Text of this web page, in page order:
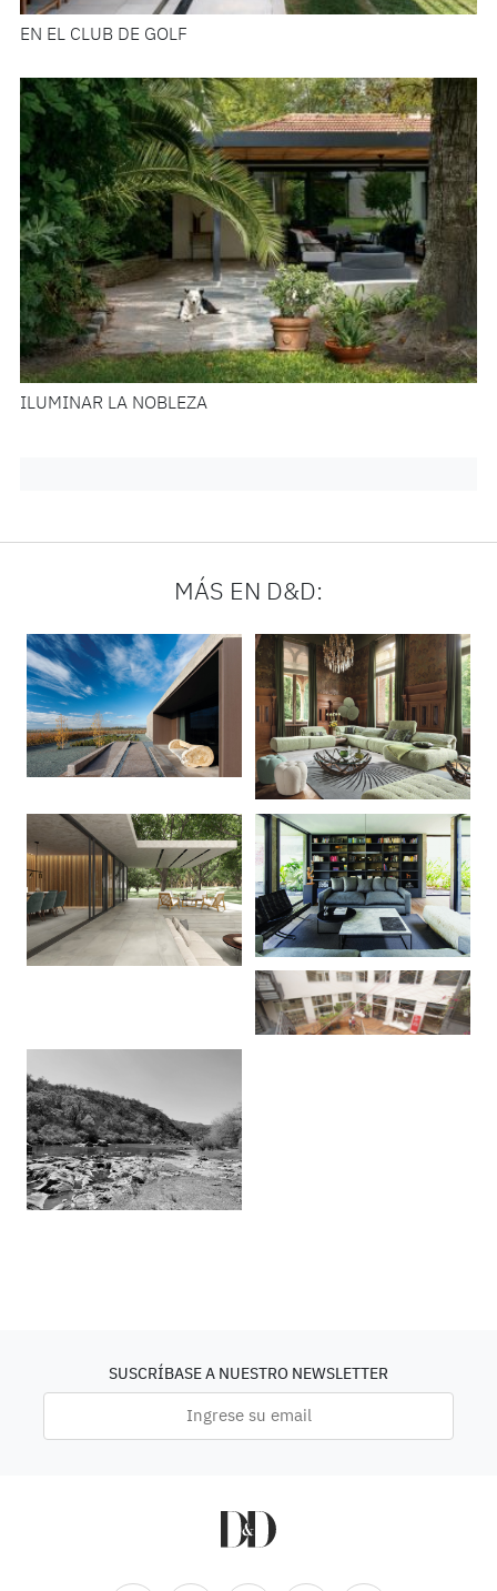
EN EL CLUB DE GOLF
ILUMINAR LA NOBLEZA
MÁS EN D&D:
SUSCRÍBASE A NUESTRO NEWSLETTER